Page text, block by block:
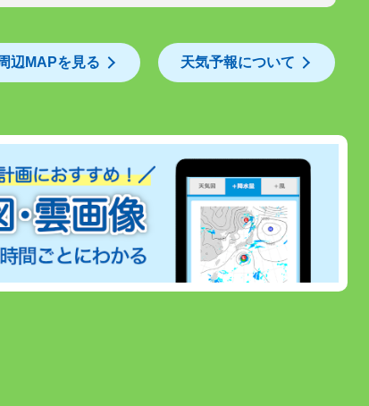
辺MAPを見る 天気予報について